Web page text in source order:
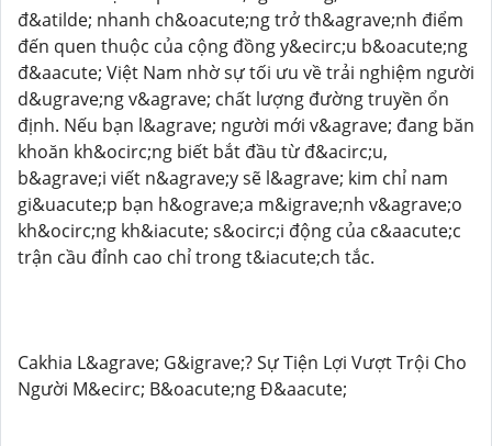
đ&atilde; nhanh ch&oacute;ng trở th&agrave;nh điểm
đến quen thuộc của cộng đồng y&ecirc;u b&oacute;ng
đ&aacute; Việt Nam nhờ sự tối ưu về trải nghiệm người
d&ugrave;ng v&agrave; chất lượng đường truyền ổn
định. Nếu bạn l&agrave; người mới v&agrave; đang băn
khoăn kh&ocirc;ng biết bắt đầu từ đ&acirc;u,
b&agrave;i viết n&agrave;y sẽ l&agrave; kim chỉ nam
gi&uacute;p bạn h&ograve;a m&igrave;nh v&agrave;o
kh&ocirc;ng kh&iacute; s&ocirc;i động của c&aacute;c
trận cầu đỉnh cao chỉ trong t&iacute;ch tắc.
Cakhia L&agrave; G&igrave;? Sự Tiện Lợi Vượt Trội Cho
Người M&ecirc; B&oacute;ng Đ&aacute;